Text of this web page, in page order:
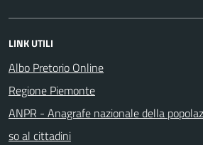
LINK UTILI
Albo Pretorio Online
Regione Piemonte
ANPR - Anagrafe nazionale della
so al cittadini